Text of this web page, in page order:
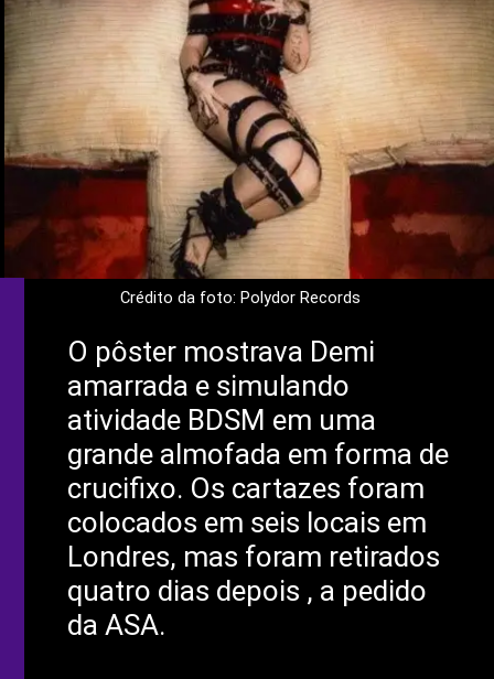
O pôster mostrava Demi
amarrada e simulando
atividade BDSM em uma
grande almofada em forma de
crucifixo. Os cartazes foram
colocados em seis locais em
Londres, mas foram retirados
quatro dias depois , a pedido
da ASA.
Crédito da foto: Polydor Records